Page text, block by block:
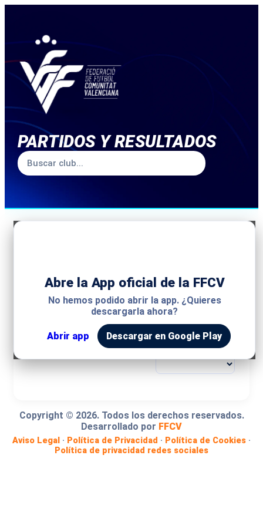
PARTIDOS Y RESULTADOS
Abre la App oficial de la FFCV
No hemos podido abrir la app. ¿Quieres
descargarla ahora?
Abrir app Descargar en Google Play
MODALIDAD
COMPETICIÓN
GRUPO
Copyright © 2026. Todos los derechos reservados.
Desarrollado por FFCV
Aviso Legal · Política de Privacidad · Política de Cookies ·
Política de privacidad redes sociales